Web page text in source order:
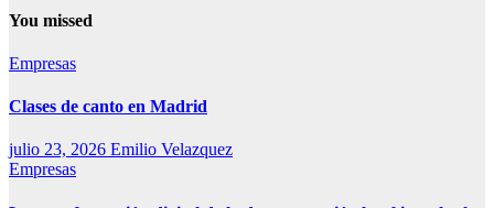
You missed
Empresas
Clases de canto en Madrid
julio 23, 2026 Emilio Velazquez
Empresas